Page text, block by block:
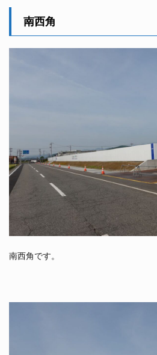
南西角
南西角です。